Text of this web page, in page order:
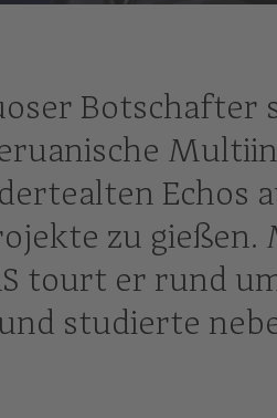
Botschafter
Echos
zu
tourt er rund
studierte